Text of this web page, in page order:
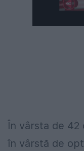
În vârsta de 42
în vârstă de